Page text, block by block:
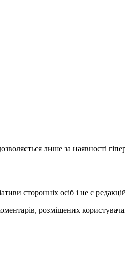
лише за наявності
сторонніх осіб і не є
розміщених